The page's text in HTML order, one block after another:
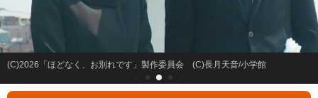
(C)2026「ほどなく、お別れです」製作委員会 (C)長月天音/小学館